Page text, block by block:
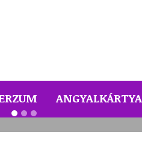
ANGYALKÁRTYA
nap Angyal